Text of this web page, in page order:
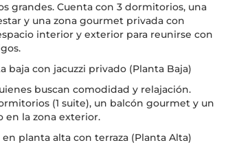
grandes. Cuenta con 3 dormitorios, una
y una zona gourmet privada con
interior y exterior para reunirse con
baja con jacuzzi privado (Planta Baja)
buscan comodidad y relajación.
(1 suite), un balcón gourmet y un
en la zona exterior.
planta alta con terraza (Planta Alta)